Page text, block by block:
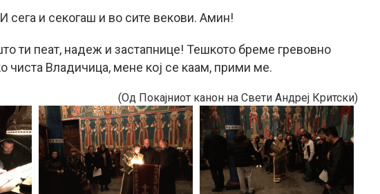
И сега и секогаш и во сите векови. Амин!
ти пеат, надеж и застапнице! Тешкото бреме гревовно
чиста Владичица, мене кој се каам, прими ме.
(Од Покајниот канон на Свети Андреј Критски)